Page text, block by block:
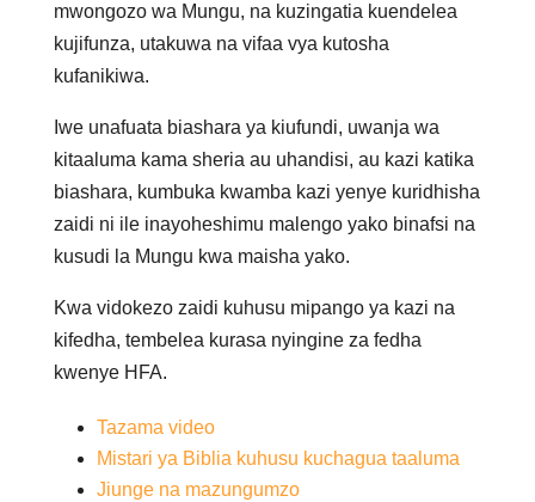
mwongozo wa Mungu, na kuzingatia kuendelea
kujifunza, utakuwa na vifaa vya kutosha
kufanikiwa.
Iwe unafuata biashara ya kiufundi, uwanja wa
kitaaluma kama sheria au uhandisi, au kazi katika
biashara, kumbuka kwamba kazi yenye kuridhisha
zaidi ni ile inayoheshimu malengo yako binafsi na
kusudi la Mungu kwa maisha yako.
Kwa vidokezo zaidi kuhusu mipango ya kazi na
kifedha, tembelea kurasa nyingine za fedha
kwenye HFA.
Tazama video
Mistari ya Biblia kuhusu kuchagua taaluma
Jiunge na mazungumzo